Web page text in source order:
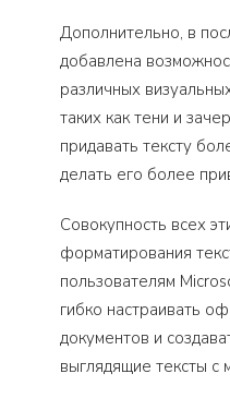
Дополнительно, в
добавлена
различных
таких как тени и
придавать тексту
делать его более
Совокупность всех
форматирования
пользователям
гибко настраивать
документов и
выглядящие тексты с